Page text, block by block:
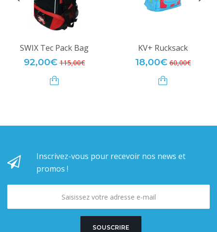
SWIX Tec Pack Bag
92,00€ 115,00€
KV+ Rucksack
18,00€ 60,00€
Inscrivez-vous pour recevoir nos news et
promos !
SOUSCRIRE